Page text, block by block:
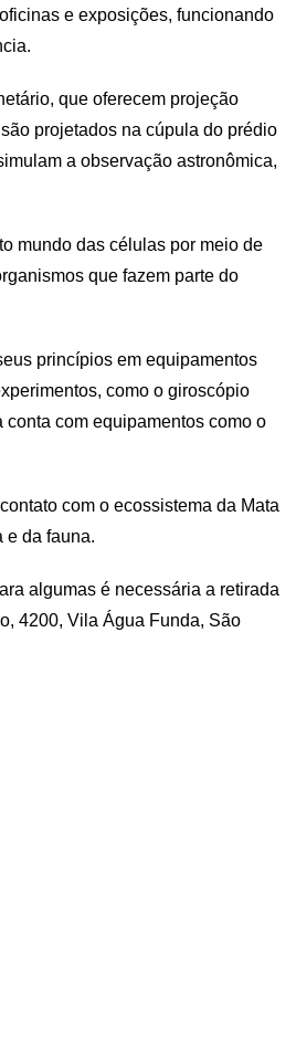
e exposições, funcionando
que oferecem projeção
projetados na cúpula do prédio
a observação astronômica,
mundo das células por meio de
que fazem parte do
princípios em equipamentos
como o giroscópio
com equipamentos como o
com o ecossistema da Mata
e da fauna.
algumas é necessária a retirada
4200, Vila Água Funda, São